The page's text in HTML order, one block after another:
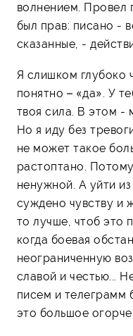
волнением. Провел
был прав: писано -
сказанные, -
Я слишком глубоко
понятно – «да». У
твоя сила. В этом -
Но я иду без
не может такое
растоптано.
ненужной. А уйти
суждено чувству и
то лучше, чтоб это
когда боевая
неограниченную
славой и честью...
писем и телеграмм
это большое